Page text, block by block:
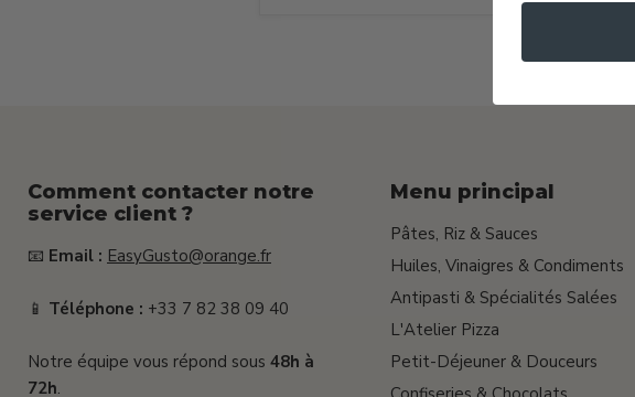
Comment contacter notre
service client ?
📧 Email : EasyGusto@orange.fr
📱 Téléphone : +33 7 82 38 09 40
Notre équipe vous répond sous 48h à
72h.
Menu principal
Pâtes, Riz & Sauces
Huiles, Vinaigres & Condiments
Antipasti & Spécialités Salées
L'Atelier Pizza
Petit-Déjeuner & Douceurs